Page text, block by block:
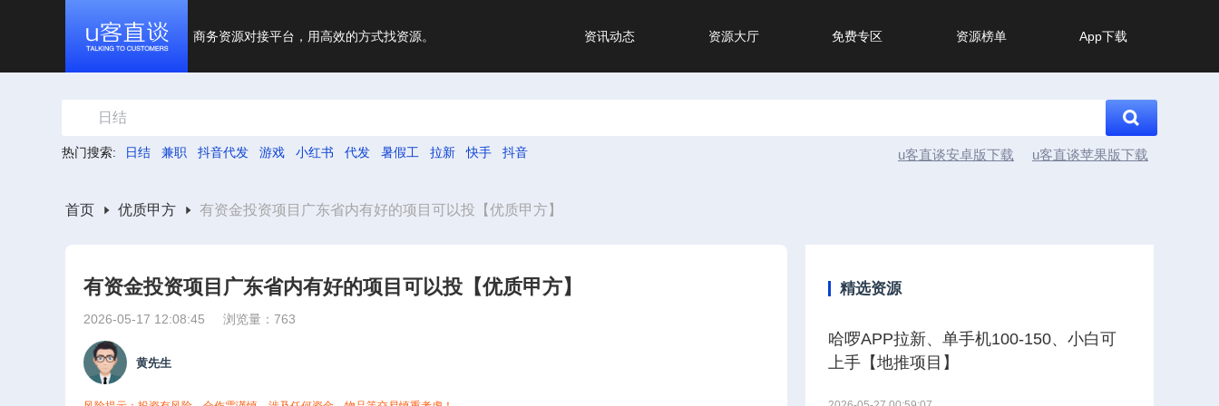
商务资源对接平台，用高效的方式找资源。 资讯动态 资源大厅 免费专区 资源榜单 App下载
日结
热门搜索: 日结 兼职 抖音代发 游戏 小红书 代发 暑假工 拉新 快手 抖音 u客直谈安卓版下载 u客直谈苹果版下载
首页 优质甲方 有资金投资项目广东省内有好的项目可以投【优质甲方】
有资金投资项目广东省内有好的项目可以投【优质甲方】
2026-05-17 12:08:45 浏览量：763
黄先生
精选资源
哈啰APP拉新、单手机100-150、小白可
上手【地推项目】